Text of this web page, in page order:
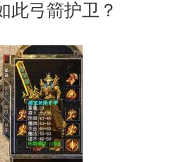
此弓箭护卫？